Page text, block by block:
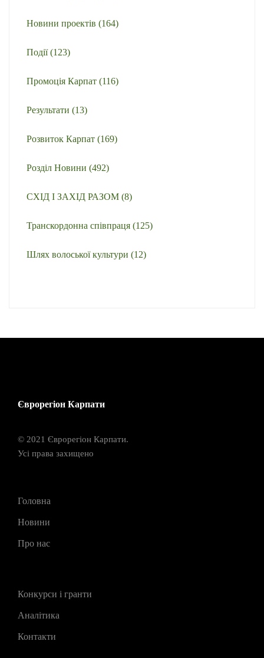
Новини проектів (164)
Події(123)
Промоція Карпат (116)
Результати (13)
Розвиток Карпат (169)
Розділ Новини (492)
СХІД І ЗАХІД РАЗОМ (8)
Транскордонна співпраця (125)
Шлях волоської культури (12)
Єврорегіон Карпати
© 2021 Єврорегіон Карпати.
Усі права захищено
Головна
Новини
Про нас
Конкурси і гранти
Аналітика
Контакти